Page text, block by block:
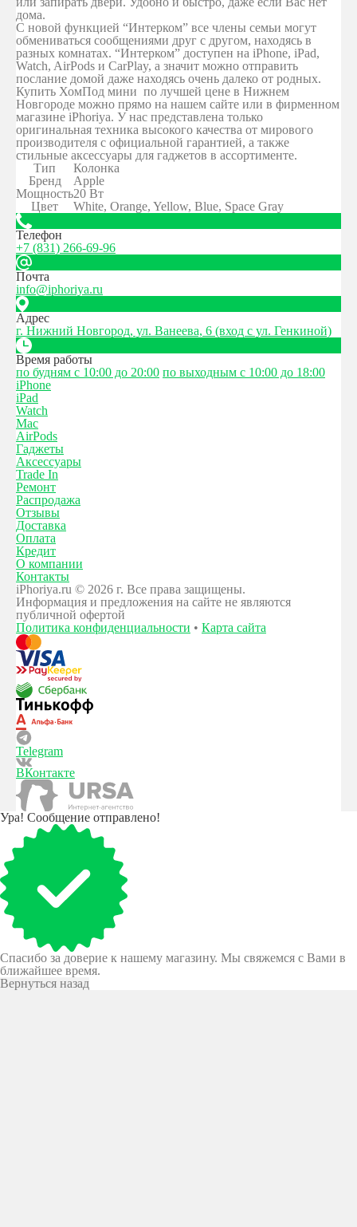
дома.
С новой функцией “Интерком” все члены семьи могут
обмениваться сообщениями друг с другом, находясь в
разных комнатах. “Интерком” доступен на iPhone, iPad,
Watch, AirPods и CarPlay, а значит можно отправить
послание домой даже находясь очень далеко от родных.
Купить ХомПод мини по лучшей цене в Нижнем
Новгороде можно прямо на нашем сайте или в фирменном
магазине iPhoriya. У нас представлена только
оригинальная техника высокого качества от мирового
производителя с официальной гарантией, а также
стильные аксессуары для гаджетов в ассортименте.
Тип
Колонка
Бренд
Apple
Мощность20 Вт
Цвет
White, Orange, Yellow, Blue, Space Gray
Телефон
+7 (831) 266-69-96
Почта
info@iphoriya.ru
Адрес
г. Нижний Новгород, ул. Ванеева, 6 (вход с ул. Генкиной)
Время работы
по будням с 10:00 до 20:00 по выходным с 10:00 до 18:00
iPhone
iPad
Watch
Mac
AirPods
Гаджеты
Аксессуары
Trade In
Ремонт
Распродажа
Отзывы
Доставка
Оплата
Кредит
О компании
Контакты
iPhoriya.ru © 2026 г. Все права защищены.
Информация и предложения на сайте не являются
публичной офертой
Политика конфиденциальности • Карта сайта
Telegram
ВКонтакте
Ура! Сообщение отправлено!
Спасибо за доверие к нашему магазину. Мы свяжемся с Вами в
ближайшее время.
Вернуться назад